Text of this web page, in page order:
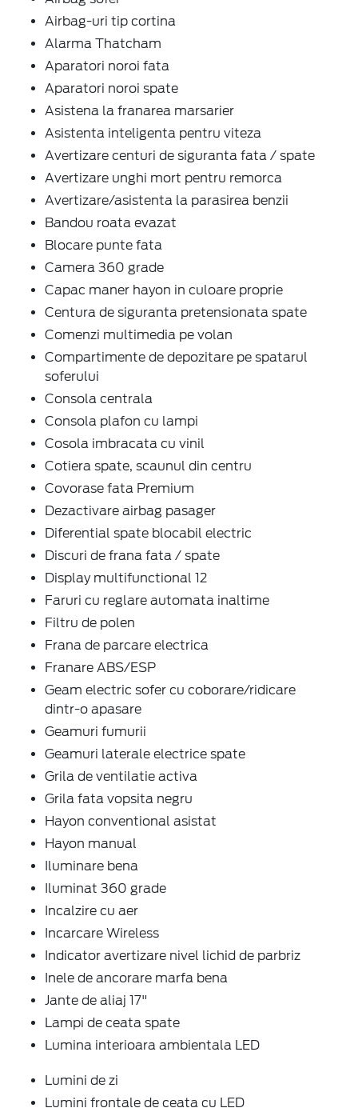
Airbag-uri tip cortina
Alarma Thatcham
Aparatori noroi fata
Aparatori noroi spate
Asistena la franarea marsarier
Asistenta inteligenta pentru viteza
Avertizare centuri de siguranta fata / spate
Avertizare unghi mort pentru remorca
Avertizare/asistenta la parasirea benzii
Bandou roata evazat
Blocare punte fata
Camera 360 grade
Capac maner hayon in culoare proprie
Centura de siguranta pretensionata spate
Comenzi multimedia pe volan
Compartimente de depozitare pe spatarul
soferului
Consola centrala
Consola plafon cu lampi
Cosola imbracata cu vinil
Cotiera spate, scaunul din centru
Covorase fata Premium
Dezactivare airbag pasager
Diferential spate blocabil electric
Discuri de frana fata / spate
Display multifunctional 12
Faruri cu reglare automata inaltime
Filtru de polen
Frana de parcare electrica
Franare ABS/ESP
Geam electric sofer cu coborare/ridicare
dintr-o apasare
Geamuri fumurii
Geamuri laterale electrice spate
Grila de ventilatie activa
Grila fata vopsita negru
Hayon conventional asistat
Hayon manual
Iluminare bena
Iluminat 360 grade
Incalzire cu aer
Incarcare Wireless
Indicator avertizare nivel lichid de parbriz
Inele de ancorare marfa bena
Jante de aliaj 17"
Lampi de ceata spate
Lumina interioara ambientala LED
Lumini de zi
Lumini frontale de ceata cu LED